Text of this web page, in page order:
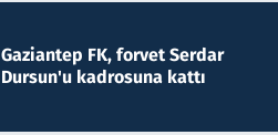
Gaziantep FK, forvet Serdar
Dursun'u kadrosuna kattı